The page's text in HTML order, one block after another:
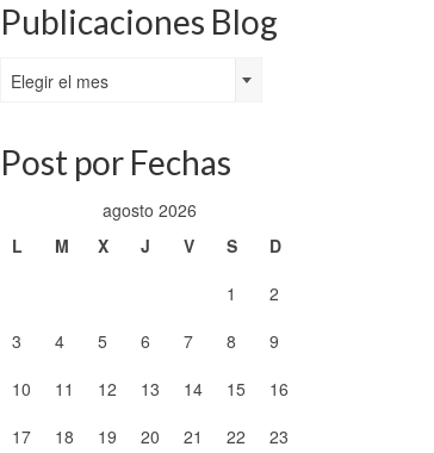
Publicaciones Blog
Blog
Elegir el mes
Post por Fechas
agosto 2026
L
M X J V S
D
1
2
3
4 5 6 7 8
9
10
11 12 13 14 15
16
17
18 19 20 21 22
23